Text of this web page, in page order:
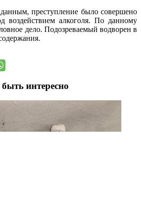
преступление было совершено
воздействием алкоголя. По данному
дело. Подозреваемый водворен в
интересно